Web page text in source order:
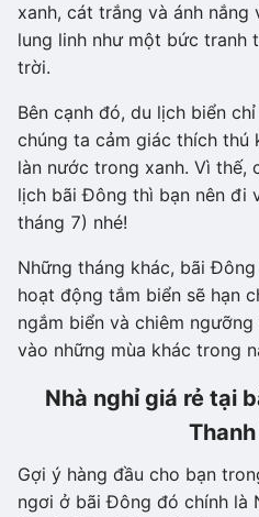
xanh, cát trắng và ánh nắng
lung linh như một bức tranh
trời.
Bên cạnh đó, du lịch biển
chúng ta cảm giác thích thú
làn nước trong xanh. Vì thế,
lịch bãi Đông thì bạn nên đi
tháng 7) nhé!
Những tháng khác, bãi
hoạt động tắm biển sẽ hạn
ngắm biển và chiêm
vào những mùa khác trong
Nhà nghỉ giá rẻ tại
Gợi ý hàng đầu cho bạn
ngơi ở bãi Đông đó chính là